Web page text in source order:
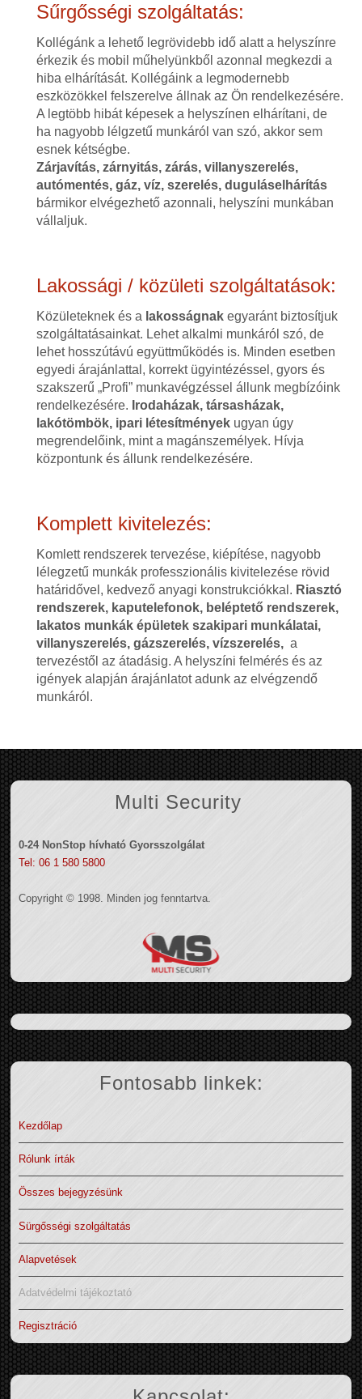
Sűrgősségi szolgáltatás:
Kollégánk a lehető legrövidebb idő alatt a helyszínre
érkezik és mobil műhelyünkből azonnal megkezdi a
hiba elhárítását. Kollégáink a legmodernebb
eszközökkel felszerelve állnak az Ön rendelkezésére.
A legtöbb hibát képesek a helyszínen elhárítani, de
ha nagyobb lélgzetű munkáról van szó, akkor sem
esnek kétségbe.
Zárjavítás, zárnyitás, zárás, villanyszerelés,
autómentés, gáz, víz, szerelés, duguláselhárítás
bármikor elvégezhető azonnali, helyszíni munkában
vállaljuk.
Lakossági / közületi szolgáltatások:
Közületeknek és a lakosságnakegyaránt biztosítjuk
szolgáltatásainkat. Lehet alkalmi munkáról szó, de
lehet hosszútávú együttműködés is. Minden esetben
egyedi árajánlattal, korrekt ügyintézéssel, gyors és
szakszerű „Profi” munkavégzéssel állunk megbízóink
rendelkezésére. Irodaházak, társasházak,
lakótömbök, ipari létesítményekugyan úgy
megrendelőink, mint a magánszemélyek. Hívja
központunk és állunk rendelkezésére.
Komplett kivitelezés:
Komlett rendszerek tervezése, kiépítése, nagyobb
lélegzetű munkák professzionális kivitelezése rövid
határidővel, kedvező anyagi konstrukciókkal. Riasztó
rendszerek, kaputelefonok, beléptető rendszerek,
lakatos munkák épületek szakipari munkálatai,
villanyszerelés, gázszerelés, vízszerelés,a
tervezéstől az átadásig. A helyszíni felmérés és az
igények alapján árajánlatot adunk az elvégzendő
munkáról.
Multi Security
0-24 NonStop hívható Gyorsszolgálat
Tel: 06 1 580 5800
Copyright © 1998. Minden jog fenntartva.
Fontosabb linkek:
Kezdőlap
Rólunk írták
Összes bejegyzésünk
Sürgősségi szolgáltatás
Alapvetések
Adatvédelmi tájékoztató
Regisztráció